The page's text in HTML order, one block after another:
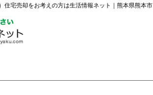
住宅売却をお考えの方は生活情報ネット｜熊本県熊本市